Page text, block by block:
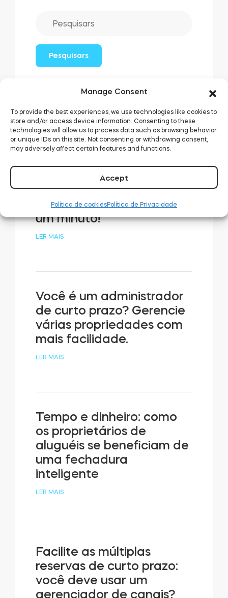
Manage Consent
To provide the best experiences, we use technologies like cookies to
store and/or access device information. Consenting to these
technologies will allow us to process data such as browsing behavior
or unique IDs on this site. Not consenting or withdrawing consent,
may adversely affect certain features and functions.
Accept
Política de cookiesPolítica de Privacidade
Pesquisars
Posts Similares:
Ative check-ins por PIN no
seu Airbnb – leva apenas
um minuto!
LER MAIS
Você é um administrador
de curto prazo? Gerencie
várias propriedades com
mais facilidade.
LER MAIS
Tempo e dinheiro: como
os proprietários de
aluguéis se beneficiam de
uma fechadura
inteligente
LER MAIS
Facilite as múltiplas
reservas de curto prazo:
você deve usar um
gerenciador de canais?